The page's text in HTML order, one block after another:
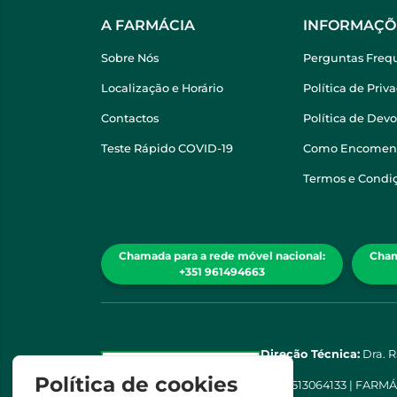
A FARMÁCIA
Sobre Nós
Localização e Horário
Contactos
Teste Rápido COVID-19
Perguntas
Política de
Política de
Como
Termos e
Chamada para a rede móvel nacional:
+351 961494663
Direção Técnica: Dra.
513064133 |
Política de cookies